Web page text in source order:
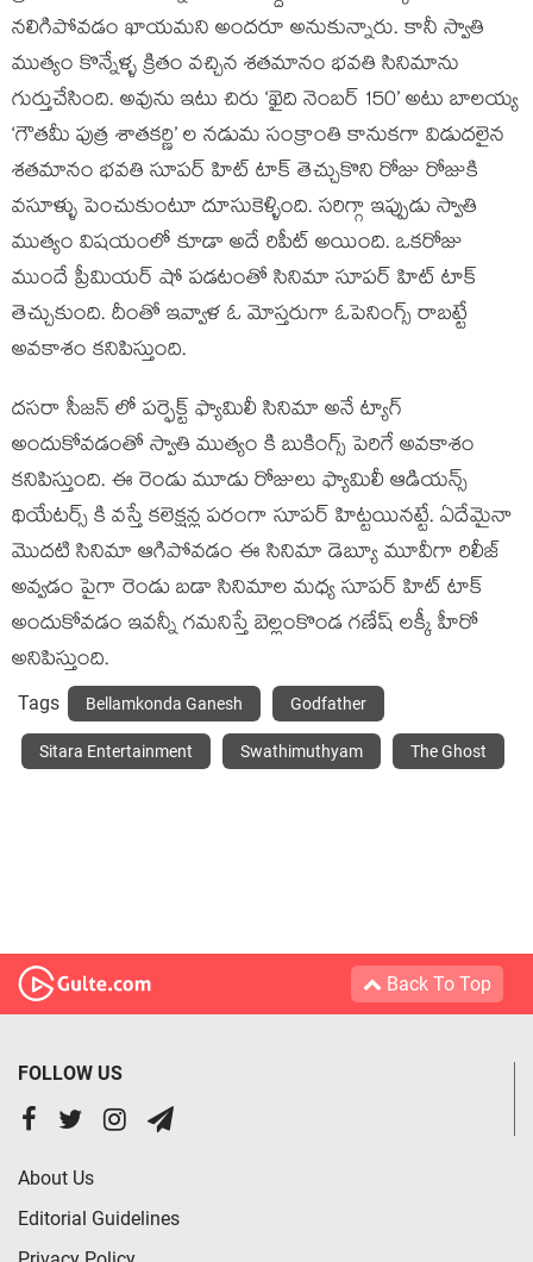
నలిగిపోవడం ఖాయమని అందరూ అనుకున్నారు. కానీ స్వాతి
ముత్యం కొన్నేళ్ళ క్రితం వచ్చిన శతమానం భవతి సినిమాను
గుర్తుచేసింది. అవును ఇటు చిరు ‘ఖైది నెంబర్ 150’ అటు బాలయ్య
‘గౌతమీ పుత్ర శాతకర్ణి’ ల నడుమ సంక్రాంతి కానుకగా విడుదలైన
శతమానం భవతి సూపర్ హిట్ టాక్ తెచ్చుకొని రోజు రోజుకి
వసూళ్ళు పెంచుకుంటూ దూసుకెళ్ళింది. సరిగ్గా ఇప్పుడు స్వాతి
ముత్యం విషయంలో కూడా అదే రిపీట్ అయింది. ఒకరోజు
ముందే ప్రీమియర్ షో పడటంతో సినిమా సూపర్ హిట్ టాక్
తెచ్చుకుంది. దీంతో ఇవ్వాళ ఓ మోస్తరుగా ఓపెనింగ్స్ రాబట్టే
అవకాశం కనిపిస్తుంది.
దసరా సీజన్ లో పర్ఫెక్ట్ ఫ్యామిలీ సినిమా అనే ట్యాగ్
అందుకోవడంతో స్వాతి ముత్యం కి బుకింగ్స్ పెరిగే అవకాశం
కనిపిస్తుంది. ఈ రెండు మూడు రోజులు ఫ్యామిలీ ఆడియన్స్
థియేటర్స్ కి వస్తే కలెక్షన్ల పరంగా సూపర్ హిట్టయినట్టే. ఏదేమైనా
మొదటి సినిమా ఆగిపోవడం ఈ సినిమా డెబ్యూ మూవీగా రిలీజ్
అవ్వడం పైగా రెండు బడా సినిమాల మధ్య సూపర్ హిట్ టాక్
అందుకోవడం ఇవన్నీ గమనిస్తే బెల్లంకొండ గణేష్ లక్కీ హీరో
అనిపిస్తుంది.
Tags Bellamkonda Ganesh Godfather
Sitara Entertainment Swathimuthyam The Ghost
Back To Top
FOLLOW US
About Us
Editorial Guidelines